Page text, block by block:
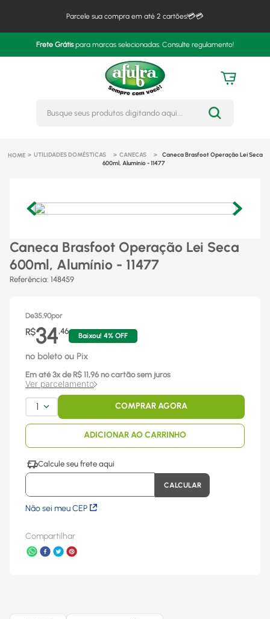
Parcele sua compra em até 2 cartões!💳💳
Frete Grátispara marcas selecionadas. Consulte regulamento!
Busque seus produtos
UTILIDADES DOMÉSTICAS CANECAS
Caneca Brasfoot Operação Lei Seca
600ml, Alumínio - 11477
Caneca Brasfoot Operação Lei Seca
600ml, Alumínio - 11477
Referência: 148459
De35,90por
R$34,46
Baixou! 4% OFF
no boleto ou Pix
Em até 3x de R$ 11,96 no cartão sem juros
Ver parcelamento
1 COMPRAR AGORA
ADICIONAR AO CARRINHO
Não sei meu CEP
Compartilhar